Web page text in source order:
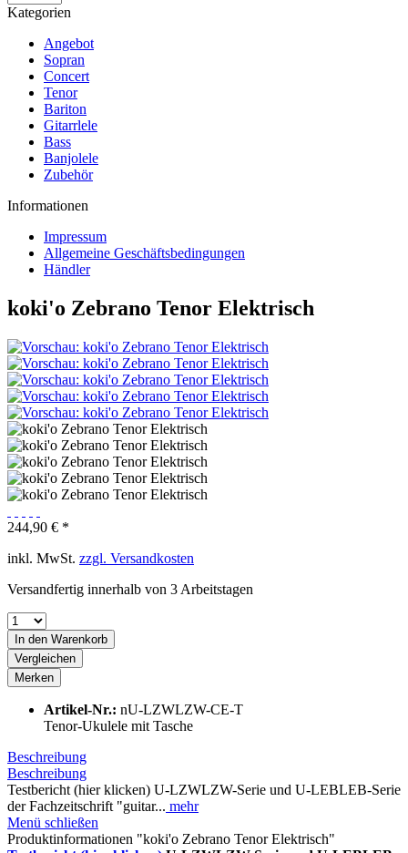
Kategorien
Angebot
Sopran
Concert
Tenor
Bariton
Gitarrlele
Bass
Banjolele
Zubehör
Informationen
Impressum
Allgemeine Geschäftsbedingungen
Händler
koki'o Zebrano Tenor Elektrisch
244,90 € *
inkl. MwSt. zzgl. Versandkosten
Versandfertig innerhalb von 3 Arbeitstagen
In den Warenkorb
Vergleichen
Merken
Artikel-Nr.: nU-LZWLZW-CE-T
Tenor-Ukulele mit Tasche
Beschreibung
Beschreibung
Testbericht (hier klicken) U-LZWLZW-Serie und U-LEBLEB-Serie
der Fachzeitschrift "guitar... mehr
Menü schließen
Produktinformationen "koki'o Zebrano Tenor Elektrisch"